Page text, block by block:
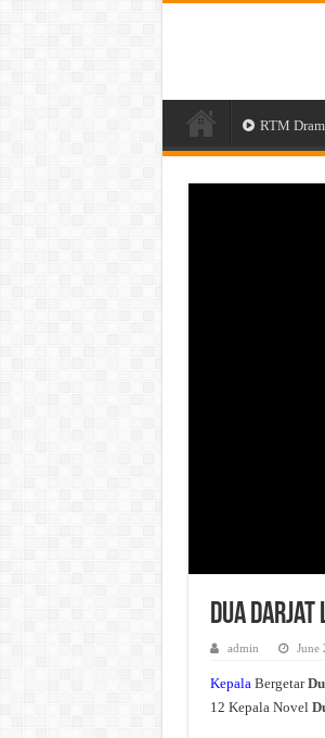
RTM
Dua Darjat
admin June
KepalaBergetar
12 Kepala Novel